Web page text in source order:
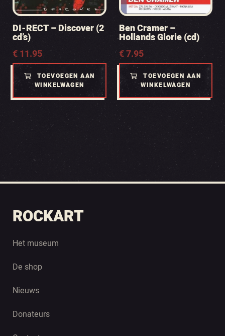
DI-RECT – Discover (2
cd’s)
€11.95
TOEVOEGEN AAN
WINKELWAGEN
Ben Cramer –
Hollands Glorie (cd)
€7.95
TOEVOEGEN AAN
WINKELWAGEN
ROCKART
Het museum
De shop
Nieuws
Donateurs